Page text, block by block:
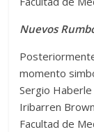
Nuevos
momento
Sergio
Iribarren
Facultad de